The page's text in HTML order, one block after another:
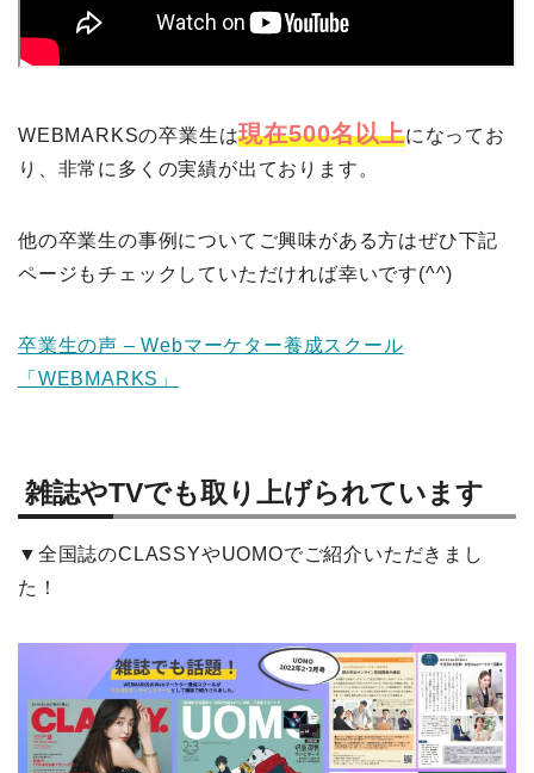
WEBMARKSの卒業生は現在500名以上になってお
り、非常に多くの実績が出ております。
他の卒業生の事例についてご興味がある方はぜひ下記
ページもチェックしていただければ幸いです(^^)
卒業生の声 – Webマーケター養成スクール
「WEBMARKS」
雑誌やTVでも取り上げられています
▼全国誌のCLASSYやUOMOでご紹介いただきまし
た！